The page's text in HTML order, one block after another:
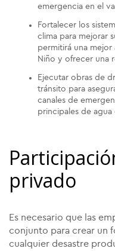
emergencia en el
Fortalecer los
clima para mejorar
permitirá una
Niño y ofrecer una
Ejecutar obras de
tránsito para
canales de
principales de agua
privado
Es necesario que las
conjunto para crear un
cualquier desastre